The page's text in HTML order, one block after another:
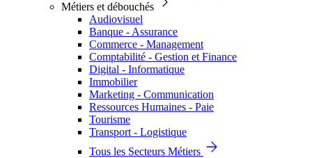
Métiers et débouchés
Audiovisuel
Banque - Assurance
Commerce - Management
Comptabilité - Gestion et Finance
Digital - Informatique
Immobilier
Marketing - Communication
Ressources Humaines - Paie
Tourisme
Transport - Logistique
Tous les Secteurs Métiers